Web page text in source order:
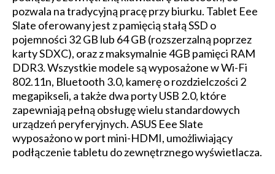
pozwala na tradycyjną pracę przy biurku. Tablet Eee
Slate oferowany jest z pamięcią stałą SSD o
pojemności 32 GB lub 64 GB (rozszerzalną poprzez
karty SDXC), oraz z maksymalnie 4GB pamięci RAM
DDR3. Wszystkie modele są wyposażone w Wi-Fi
802.11n, Bluetooth 3.0, kamerę o rozdzielczości 2
megapikseli, a także dwa porty USB 2.0, które
zapewniają pełną obsługę wielu standardowych
urządzeń peryferyjnych. ASUS Eee Slate
wyposażono w port mini-HDMI, umożliwiający
podłączenie tabletu do zewnętrznego wyświetlacza.